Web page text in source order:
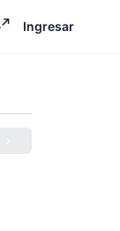
Ingresar